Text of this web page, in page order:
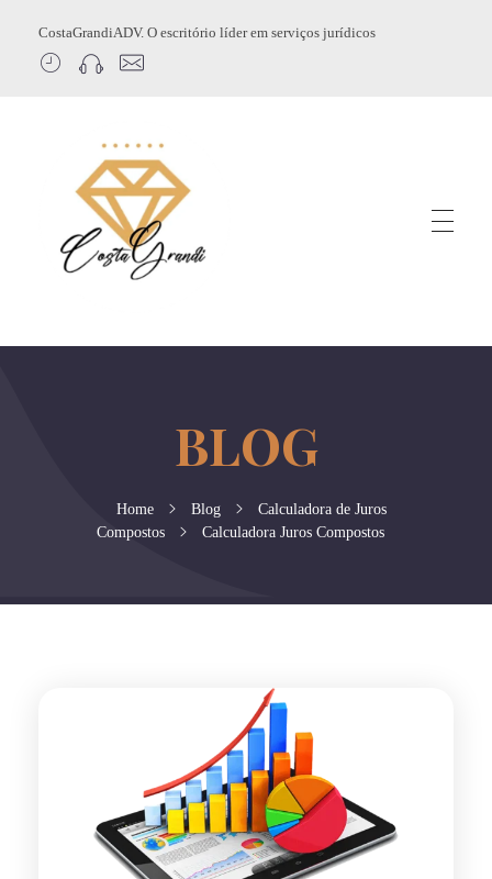
CostaGrandiADV. O escritório líder em serviços jurídicos
Home Blog
Calculadora de Juros
Compostos
Calculadora Juros Compostos